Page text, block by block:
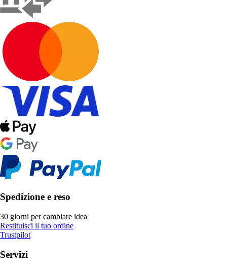
Spedizione e reso
30 giorni per cambiare idea
Restituisci il tuo ordine
Trustpilot
Servizi